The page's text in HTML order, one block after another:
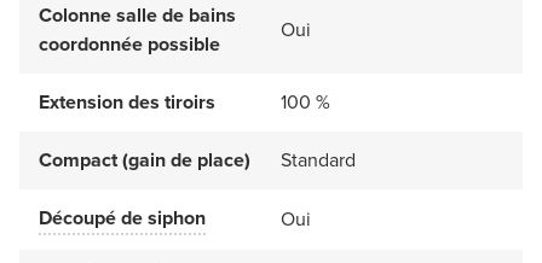
Colonne salle de bains
coordonnée possible
Oui
Extension des tiroirs 100 %
Compact (gain de place) Standard
Découpé de siphon Oui